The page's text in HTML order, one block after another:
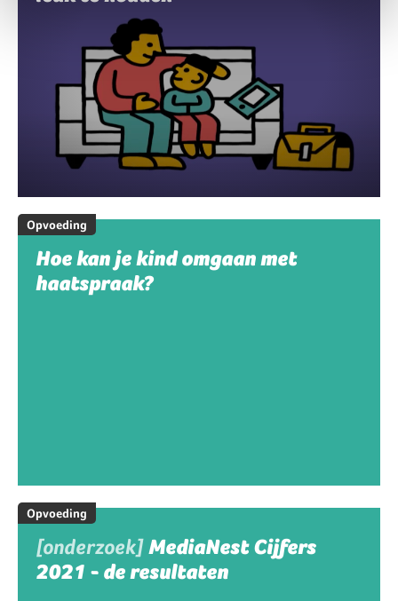
Opvoeding
Hoe kan je kind omgaan met
haatspraak?
Opvoeding
[onderzoek]MediaNest Cijfers
2021 - de resultaten